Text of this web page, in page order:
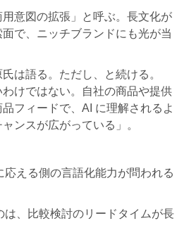
意図の拡張」と呼ぶ。長文化が
で、ニッチブランドにも光が当
は語る。ただし、と続ける。
けではない。自社の商品や提供
フィードで、AI に理解されるよ
ンスが広がっている」。
える側の言語化能力が問われる
、比較検討のリードタイムが長